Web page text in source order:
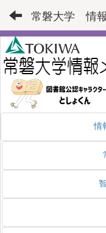
常磐大学 情
情